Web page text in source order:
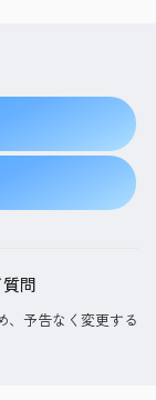
問
、予告なく変更する